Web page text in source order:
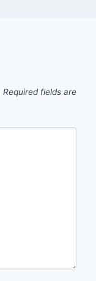
Required fields are